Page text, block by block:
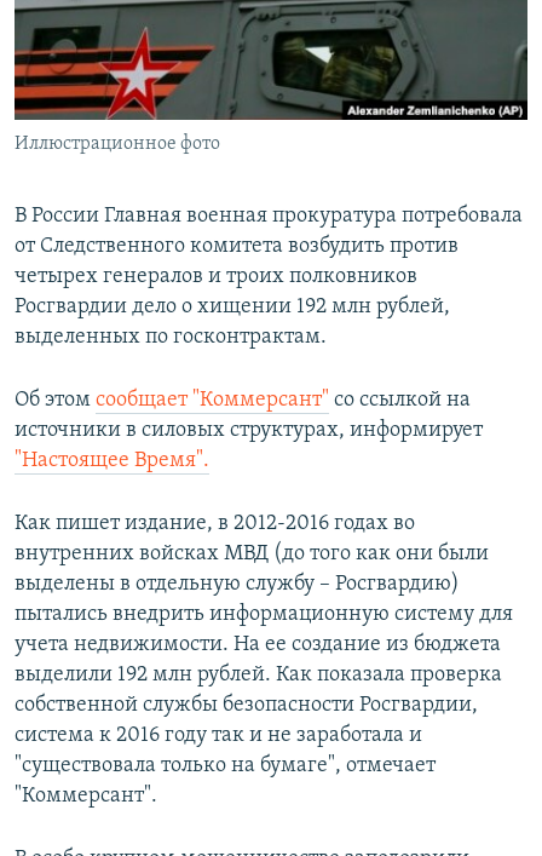
ПОБЕДИТЕЛЕЙ НЕ СУДЯТ?
КРЫМ.НЕПОКОРЕННЫЙ
ELIFBE
УКРАИНСКАЯ ПРОБЛЕМА КРЫМА
Иллюстрационное фото
В России Главная военная прокуратура потребовала
от Следственного комитета возбудить против
четырех генералов и троих полковников
Росгвардии дело о хищении 192 млн рублей,
выделенных по госконтрактам.
Об этом сообщает "Коммерсант" со ссылкой на
источники в силовых структурах, информирует
"Настоящее Время".
Как пишет издание, в 2012-2016 годах во
внутренних войсках МВД (до того как они были
выделены в отдельную службу – Росгвардию)
пытались внедрить информационную систему для
учета недвижимости. На ее создание из бюджета
выделили 192 млн рублей. Как показала проверка
собственной службы безопасности Росгвардии,
система к 2016 году так и не заработала и
"существовала только на бумаге", отмечает
"Коммерсант".